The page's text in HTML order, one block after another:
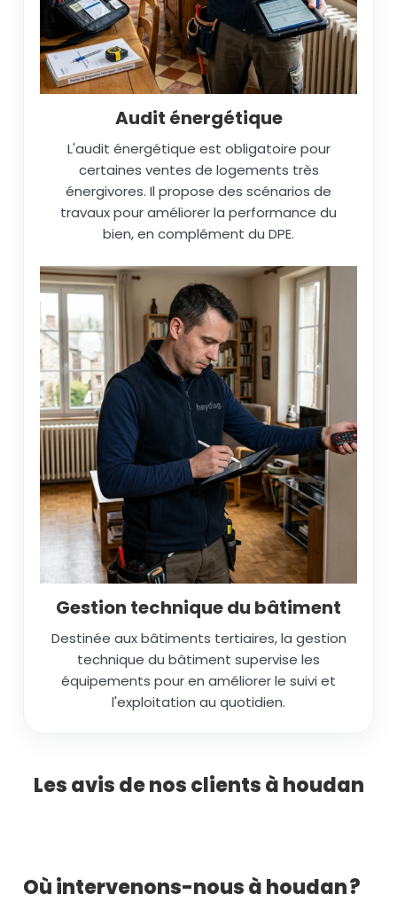
Audit énergétique
L'audit énergétique est obligatoire pour
certaines ventes de logements très
énergivores. Il propose des scénarios de
travaux pour améliorer la performance du
bien, en complément du DPE.
Gestion technique du bâtiment
Destinée aux bâtiments tertiaires, la gestion
technique du bâtiment supervise les
équipements pour en améliorer le suivi et
l'exploitation au quotidien.
Les avis de nos clients à houdan
Où intervenons-nous à houdan ?